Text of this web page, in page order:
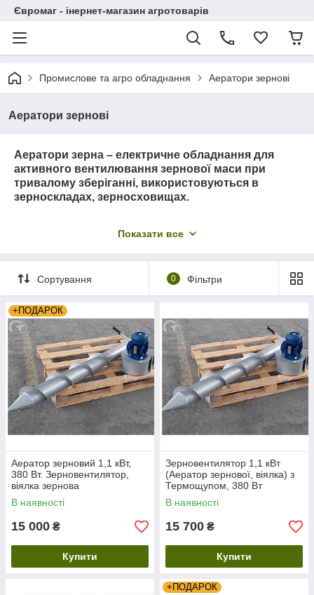
Євромаг - інернет-магазин агротоварів
Промислове та агро обладнання Аератори зернові
Аератори зернові
Аератори зерна – електричне обладнання для
активного вентилювання зернової маси при
тривалому зберіганні, використовуються в
зерноскладах, зерносховищах.
якості зернових, олійних бобових культур при передачі
Магазин «euromag.biz» багато років спеціалізується
на продажу зерновентиляторов і допоможе вам
підібрати аератор, який оптимально підійде для
вашого елеватора.
Менеджери компанії відправлять вам аератор в будь-
який регіон України.
Можлива оплата при отриманні
Замовити і проконсультуватися можна за телефоном
068 377 88 55
Показати все
Сортування 0 Фільтри
+ПОДАРОК
Аератор зерновий 1,1 кВт,
380 Вт. Зерновентилятор,
віялка зернова
В наявності
15 000 ₴
Купити
Зерновентилятор 1,1 кВт
(Аератор зернової, віялка) з
Термощупом, 380 Вт
В наявності
15 700 ₴
Купити
+ПОДАРОК